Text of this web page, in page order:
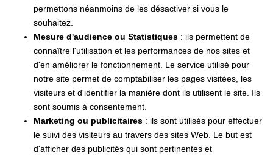
permettons néanmoins de les désactiver si vous le
souhaitez.
Mesure d'audience ou Statistiques : ils permettent de
connaître l'utilisation et les performances de nos sites et
d'en améliorer le fonctionnement. Le service utilisé pour
notre site permet de comptabiliser les pages visitées, les
visiteurs et d'identifier la manière dont ils utilisent le site. Ils
sont soumis à consentement.
Marketing ou publicitaires : ils sont utilisés pour effectuer
le suivi des visiteurs au travers des sites Web. Le but est
d'afficher des publicités qui sont pertinentes et